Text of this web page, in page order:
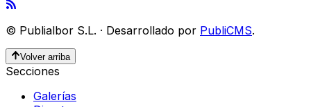
© Publialbor S.L. · Desarrollado por PubliCMS.
Volver arriba
Secciones
Galerías